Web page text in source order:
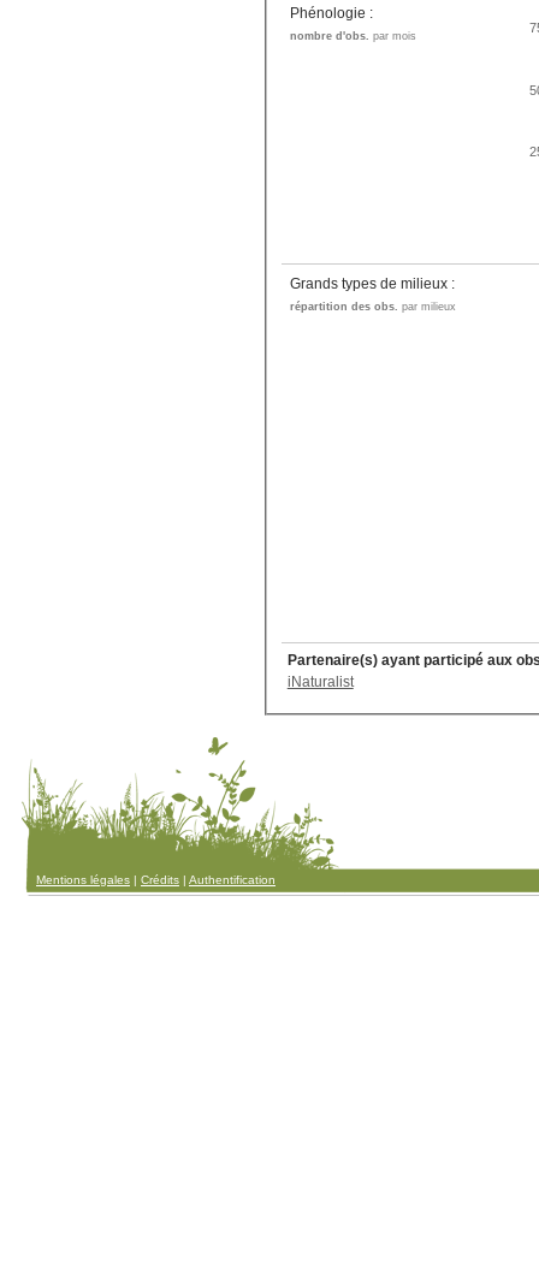
Phénologie :
nombre d'obs. par mois
Grands types de milieux :
répartition des obs. par milieux
Partenaire(s) ayant participé aux
iNaturalist
Mentions légales | Crédits | Authentification